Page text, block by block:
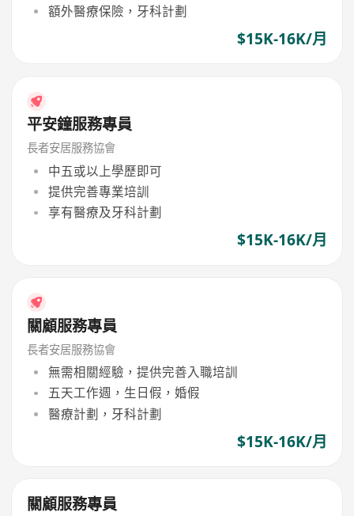
額外醫療保險，牙科計劃
$15K-16K/月
平安鐘服務專員
長者安居服務協會
中五或以上學歷即可
提供完善專業培訓
享有醫療及牙科計劃
$15K-16K/月
關顧服務專員
長者安居服務協會
無需相關經驗，提供完善入職培訓
五天工作週，生日假，婚假
醫療計劃，牙科計劃
$15K-16K/月
關顧服務專員